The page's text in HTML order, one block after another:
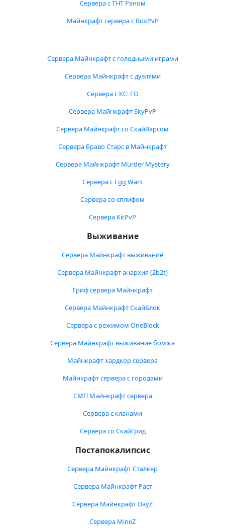
Сервера с ТНТ Раном
Майнкрафт сервера с BoxPvP
Сервера Майнкрафт с голодными играми
Сервера Майнкрафт с дуэлями
Сервера с КС: ГО
Сервера Майнкрафт SkyPvP
Сервера Майнкрафт со СкайВарсом
Сервера Браво Старс в Майнкрафт
Сервера Майнкрафт Murder Mystery
Сервера с Egg Wars
Сервера со сплифом
Сервера KitPvP
Выживание
Сервера Майнкрафт выживание
Сервера Майнкрафт анархия (2b2t)
Гриф сервера Майнкрафт
Сервера Майнкрафт СкайБлок
Сервера с режимом OneBlock
Сервера Майнкрафт выживание бомжа
Майнкрафт хардкор сервера
Майнкрафт сервера с городами
СМП Майнкрафт сервера
Сервера с кланами
Сервера со СкайГрид
Постапокалипсис
Сервера Майнкрафт Сталкер
Сервера Майнкрафт Раст
Сервера Майнкрафт DayZ
Сервера MineZ